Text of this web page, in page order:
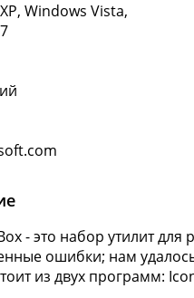
Windows Vista,
- это набор утилит
ошибки; нам
из двух программ: